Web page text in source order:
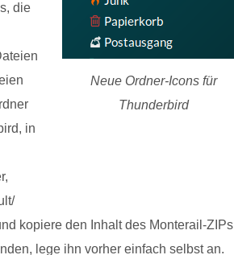
Neue Ordner-Icons für
Thunderbird
die
in
kopiere den Inhalt des Monterail-ZIPs
lege ihn vorher einfach selbst an.